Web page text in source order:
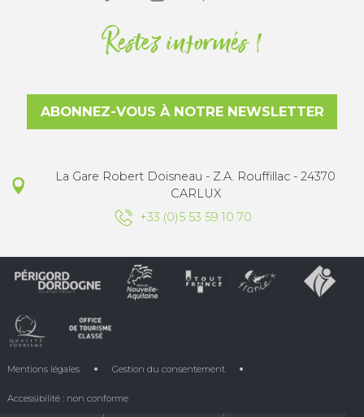
Restez informés !
ABONNEZ-VOUS À NOTRE NEWSLETTER
La Gare Robert Doisneau - Z.A. Rouffillac - 24370
CARLUX
+33 (0)5 53 59 10 70
Mentions légales Gestion du consentement
Accessibilité : non conforme